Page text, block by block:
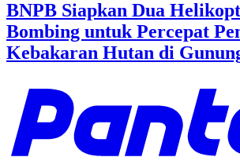
BNPB Siapkan Dua
Bombing untuk Percepat
Kebakaran Hutan di